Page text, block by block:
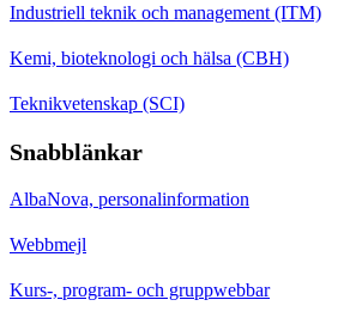
Industriell teknik och management (ITM)
Kemi, bioteknologi och hälsa (CBH)
Teknikvetenskap (SCI)
Snabblänkar
AlbaNova, personalinformation
Webbmejl
Kurs-, program- och gruppwebbar